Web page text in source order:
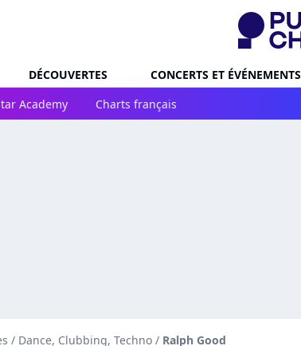
DÉCOUVERTES CONCERTS ET ÉVÉNEMENTS
Academy Charts français
/ Dance, Clubbing, Techno / Ralph Good